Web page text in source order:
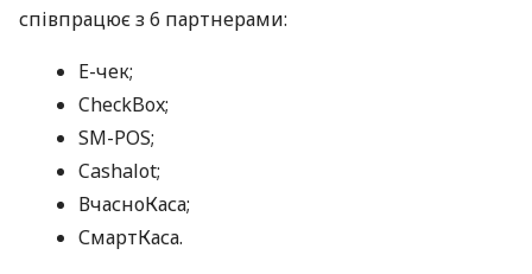
співпрацює з 6 партнерами:
E-чек;
CheckBox;
SM-POS;
Cashalot;
ВчасноКаса;
СмартКаса.